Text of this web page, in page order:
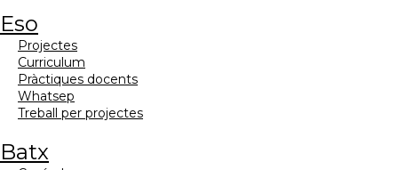
eso
projectes
curriculum
pràctiques docents
whatsep
treball per projectes
batx